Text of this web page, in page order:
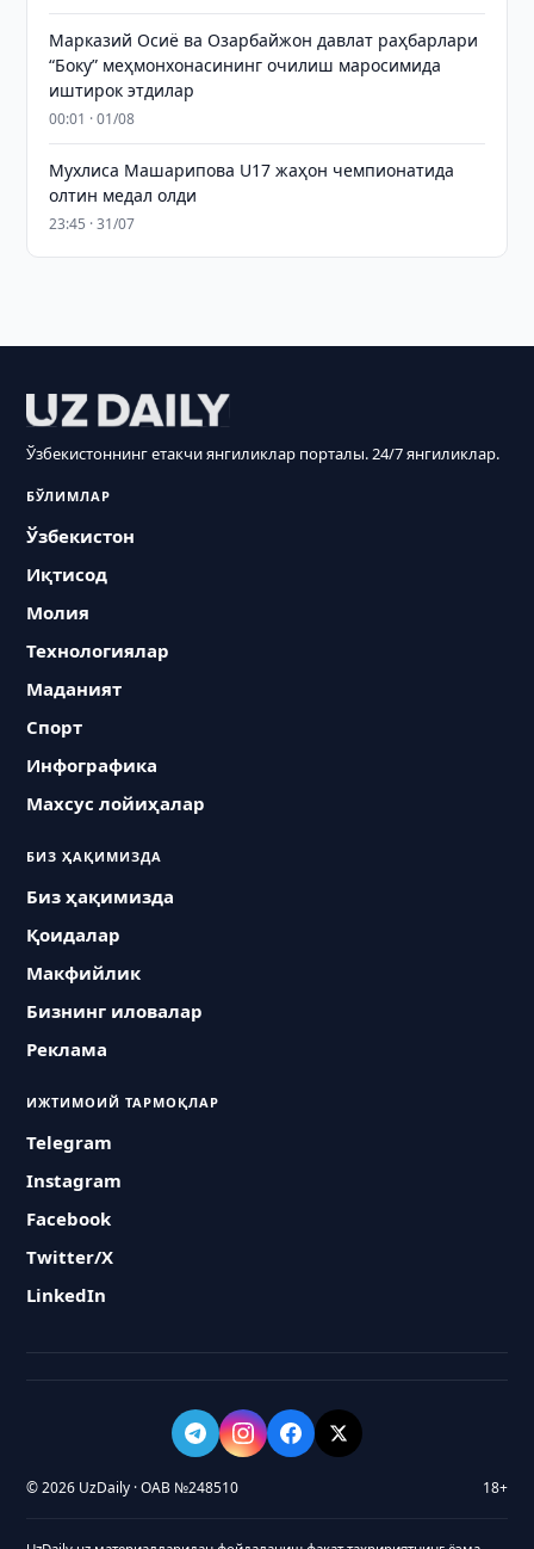
Марказий Осиё ва Озарбайжон давлат раҳбарлари
“Боку” меҳмонхонасининг очилиш маросимида
иштирок этдилар
00:01 · 01/08
Мухлиса Машарипова U17 жаҳон чемпионатида
олтин медал олди
23:45 · 31/07
Ўзбекистоннинг етакчи янгиликлар порталы. 24/7 янгиликлар.
БЎЛИМЛАР
Ўзбекистон
Иқтисод
Молия
Технологиялар
Маданият
Спорт
Инфографика
Махсус лойиҳалар
БИЗ ҲАҚИМИЗДА
Биз ҳақимизда
Қоидалар
Макфийлик
Бизнинг иловалар
Реклама
ИЖТИМОИЙ ТАРМОҚЛАР
Telegram
Instagram
Facebook
Twitter/X
LinkedIn
© 2026 UzDaily · ОАВ №248510 18+